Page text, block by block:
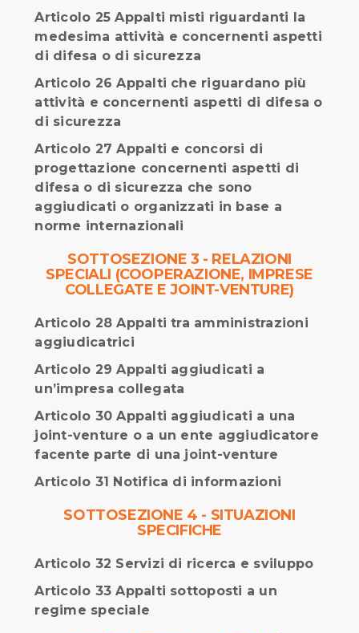
Articolo 25 Appalti misti riguardanti la
medesima attività e concernenti aspetti
di difesa o di sicurezza
Articolo 26 Appalti che riguardano più
attività e concernenti aspetti di difesa o
di sicurezza
Articolo 27 Appalti e concorsi di
progettazione concernenti aspetti di
difesa o di sicurezza che sono
aggiudicati o organizzati in base a
norme internazionali
SOTTOSEZIONE 3 - RELAZIONI
SPECIALI (COOPERAZIONE, IMPRESE
COLLEGATE E JOINT-VENTURE)
Articolo 28 Appalti tra amministrazioni
aggiudicatrici
Articolo 29 Appalti aggiudicati a
un’impresa collegata
Articolo 30 Appalti aggiudicati a una
joint-venture o a un ente aggiudicatore
facente parte di una joint-venture
Articolo 31 Notifica di informazioni
SOTTOSEZIONE 4 - SITUAZIONI
SPECIFICHE
Articolo 32 Servizi di ricerca e sviluppo
Articolo 33 Appalti sottoposti a un
regime speciale